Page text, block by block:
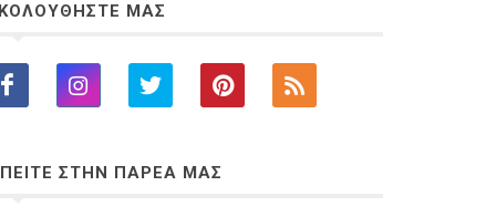
ΜΑΣ
ΣΤΗΝ ΠΑΡΕΑ ΜΑΣ